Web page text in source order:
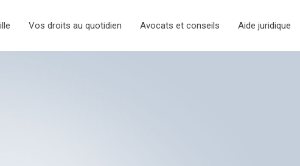
Vos droits au quotidien Avocats et conseils Aide juridique